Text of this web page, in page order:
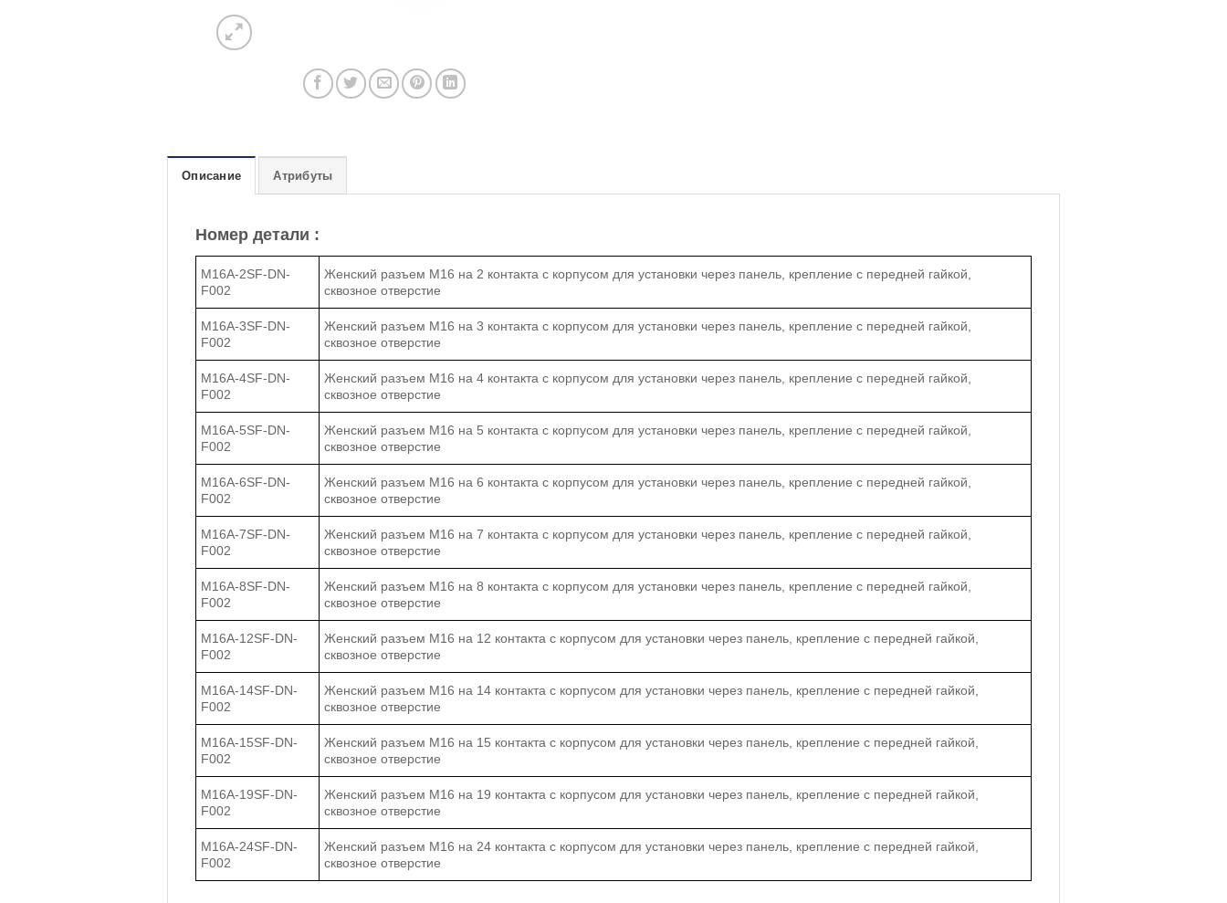
Описание Атрибуты
Номер детали :
M16A-2SF-DN-
F002
Женский разъем M16 на 2 контакта с корпусом для установки через панель, крепление с передней гайкой,
сквозное отверстие
M16A-3SF-DN-
F002
Женский разъем M16 на 3 контакта с корпусом для установки через панель, крепление с передней гайкой,
сквозное отверстие
M16A-4SF-DN-
F002
Женский разъем M16 на 4 контакта с корпусом для установки через панель, крепление с передней гайкой,
сквозное отверстие
M16A-5SF-DN-
F002
Женский разъем M16 на 5 контакта с корпусом для установки через панель, крепление с передней гайкой,
сквозное отверстие
M16A-6SF-DN-
F002
Женский разъем M16 на 6 контакта с корпусом для установки через панель, крепление с передней гайкой,
сквозное отверстие
M16A-7SF-DN-
F002
Женский разъем M16 на 7 контакта с корпусом для установки через панель, крепление с передней гайкой,
сквозное отверстие
M16A-8SF-DN-
F002
Женский разъем M16 на 8 контакта с корпусом для установки через панель, крепление с передней гайкой,
сквозное отверстие
M16A-12SF-DN-
F002
Женский разъем M16 на 12 контакта с корпусом для установки через панель, крепление с передней гайкой,
сквозное отверстие
M16A-14SF-DN-
F002
Женский разъем M16 на 14 контакта с корпусом для установки через панель, крепление с передней гайкой,
сквозное отверстие
M16A-15SF-DN-
F002
Женский разъем M16 на 15 контакта с корпусом для установки через панель, крепление с передней гайкой,
сквозное отверстие
M16A-19SF-DN-
F002
Женский разъем M16 на 19 контакта с корпусом для установки через панель, крепление с передней гайкой,
сквозное отверстие
M16A-24SF-DN-
F002
Женский разъем M16 на 24 контакта с корпусом для установки через панель, крепление с передней гайкой,
сквозное отверстие